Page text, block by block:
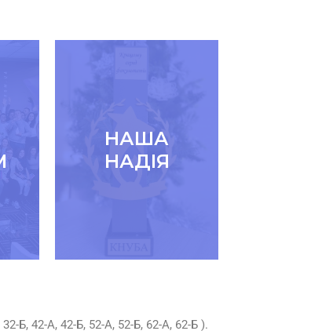
НАША
НАДІЯ
Б, 42-А, 42-Б, 52-А, 52-Б, 62-А, 62-Б ).